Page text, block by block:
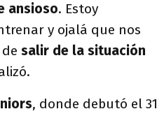
ansioso. Estoy
y ojalá que nos
salir de la situación
, donde debutó el 31